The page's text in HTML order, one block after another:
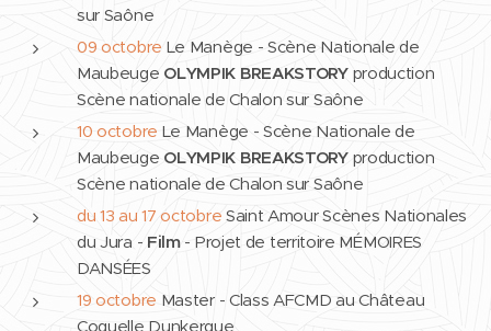
sur Saône
09 octobre Le Manège - Scène Nationale de
Maubeuge OLYMPIK BREAKSTORY production
Scène nationale de Chalon sur Saône
10 octobre Le Manège - Scène Nationale de
Maubeuge OLYMPIK BREAKSTORY production
Scène nationale de Chalon sur Saône
du 13 au 17 octobre Saint Amour Scènes Nationales
du Jura - Film- Projet de territoire MÉMOIRES
DANSÉES
19 octobre Master - Class AFCMD au Château
Coquelle Dunkerque